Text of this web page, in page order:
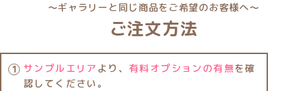
〜ギャラリーと同じ商品をご希望のお客様へ〜
ご注文方法
サンプルエリア より、有料オプションの有無を確
認してください。